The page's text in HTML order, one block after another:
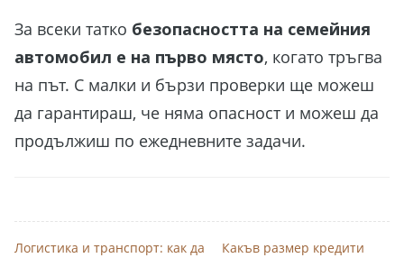
За всеки татко безопасността на семейния
автомобил е на първо място, когато тръгва
на път. С малки и бързи проверки ще можеш
да гарантираш, че няма опасност и можеш да
продължиш по ежедневните задачи.
Логистика и транспорт: как да
Какъв размер кредити